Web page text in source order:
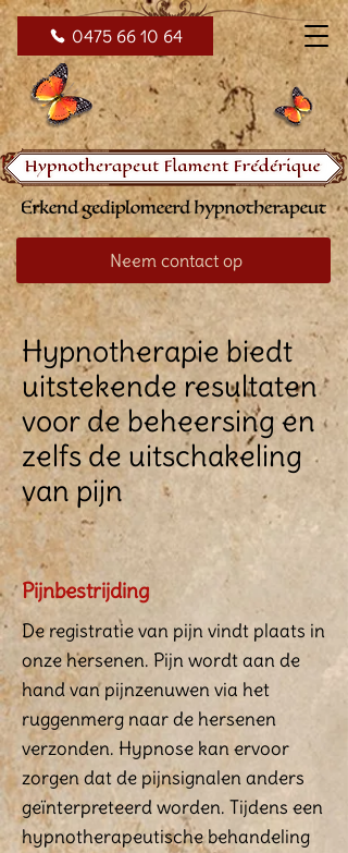
0475 66 10 64
Neem contact op
Hypnotherapie biedt
uitstekende resultaten
voor de beheersing en
zelfs de uitschakeling
van pijn
Pijnbestrijding
De registratie van pijn vindt plaats in
onze hersenen. Pijn wordt aan de
hand van pijnzenuwen via het
ruggenmerg naar de hersenen
verzonden. Hypnose kan ervoor
zorgen dat de pijnsignalen anders
geïnterpreteerd worden. Tijdens een
hypnotherapeutische behandeling